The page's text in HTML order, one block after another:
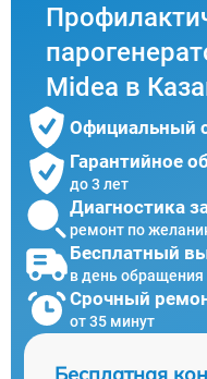
Midea в
Официальный
Гарантийное
до 3 лет
Диагностика
ремонт по
Бесплатный
в день обращения
Срочный
от 35 минут